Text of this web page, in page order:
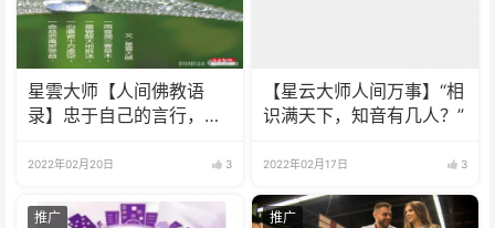
星雲大师【人间佛教语
录】忠于自己的言行，尊
心无罣碍，潇洒自在。
2022年02月20日 3
【星云大师人间万事】“相
识满天下，知音有几人？”
2022年02月17日 3
推广 推广